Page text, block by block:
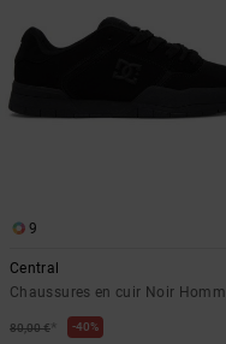
9
Central
Chaussures en cuir Noir
80,00 €* 40%